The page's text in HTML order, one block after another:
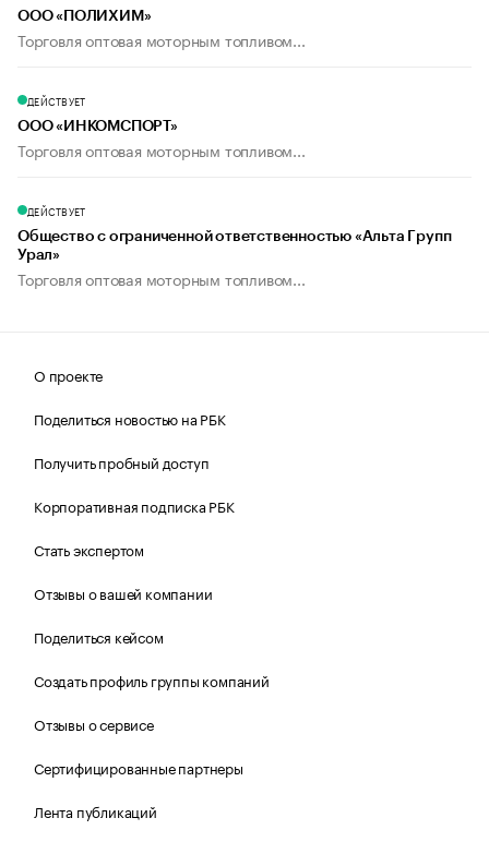
ООО «ПОЛИХИМ»
Торговля оптовая моторным топливом...
ДЕЙСТВУЕТ
ООО «ИНКОМСПОРТ»
Торговля оптовая моторным топливом...
ДЕЙСТВУЕТ
Общество с ограниченной ответственностью «Альта Групп
Урал»
Торговля оптовая моторным топливом...
О проекте
Поделиться новостью на РБК
Получить пробный доступ
Корпоративная подписка РБК
Стать экспертом
Отзывы о вашей компании
Поделиться кейсом
Создать профиль группы компаний
Отзывы о сервисе
Сертифицированные партнеры
Лента публикаций